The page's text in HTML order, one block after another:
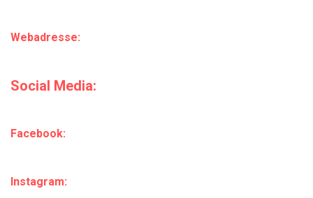
Webadresse:
Social Media:
Facebook:
Instagram: